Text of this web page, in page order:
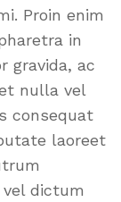
Proin enim
in
gravida, ac
nulla vel
consequat
laoreet
dictum